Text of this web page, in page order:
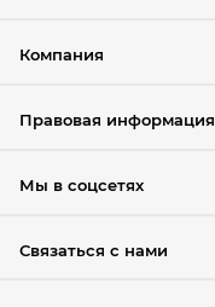
Компания
Правовая информация
Мы в соцсетях
Связаться с нами